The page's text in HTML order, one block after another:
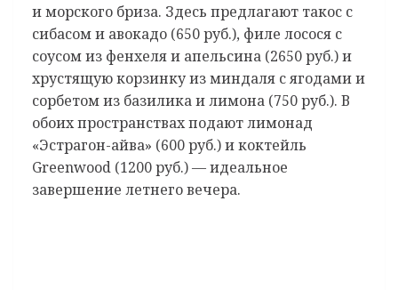
и морского бриза. Здесь предлагают такос с
сибасом и авокадо (650 руб.), филе лосося с
соусом из фенхеля и апельсина (2650 руб.) и
хрустящую корзинку из миндаля с ягодами и
сорбетом из базилика и лимона (750 руб.). В
обоих пространствах подают лимонад
«Эстрагон-айва» (600 руб.) и коктейль
Greenwood (1200 руб.) — идеальное
завершение летнего вечера.